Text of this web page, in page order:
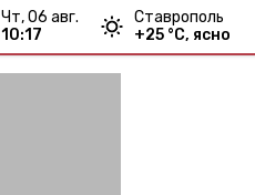
чт, 06 авг.
10:17
Ставрополь
+25 °С, ясно